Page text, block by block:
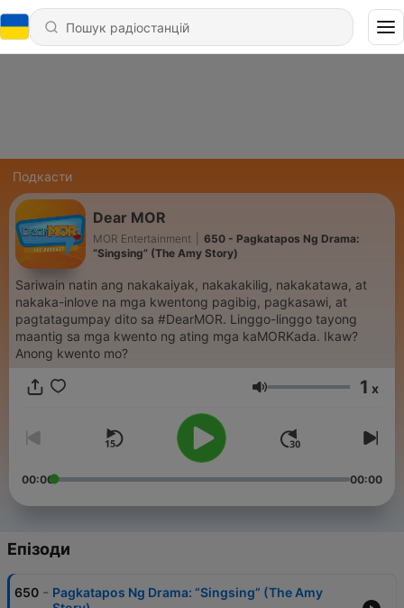
Подкасти
Dear MOR
MOR Entertainment
650 - Pagkatapos Ng Drama:
“Singsing” (The Amy Story)
Sariwain natin ang nakakaiyak, nakakakilig, nakakatawa, at
nakaka-inlove na mga kwentong pagibig, pagkasawi, at
pagtatagumpay dito sa #DearMOR. Linggo-linggo tayong
maantig sa mga kwento ng ating mga kaMORKada. Ikaw?
Anong kwento mo?
Гучність 1 x
00:00 00:00
Епізоди
650 - Pagkatapos Ng Drama: “Singsing” (The Amy